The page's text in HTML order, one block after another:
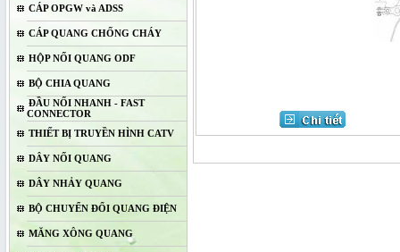
CÁP OPGW và ADSS
CÁP QUANG CHỐNG CHÁY
HỘP NỐI QUANG ODF
BỘ CHIA QUANG
ĐẦU NỐI NHANH - FAST
CONNECTOR
THIẾT BỊ TRUYỀN HÌNH CATV
DÂY NỐI QUANG
DÂY NHẢY QUANG
BỘ CHUYỂN ĐỔI QUANG ĐIỆN
MĂNG XÔNG QUANG